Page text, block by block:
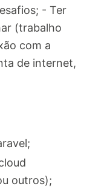
- Ter
(trabalho
com a
de internet,
outros);